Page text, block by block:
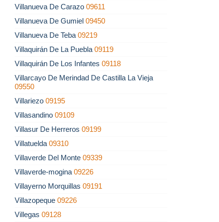
Villanueva De Carazo 09611
Villanueva De Gumiel 09450
Villanueva De Teba 09219
Villaquirán De La Puebla 09119
Villaquirán De Los Infantes 09118
Villarcayo De Merindad De Castilla La Vieja
09550
Villariezo 09195
Villasandino 09109
Villasur De Herreros 09199
Villatuelda 09310
Villaverde Del Monte 09339
Villaverde-mogina 09226
Villayerno Morquillas 09191
Villazopeque 09226
Villegas 09128